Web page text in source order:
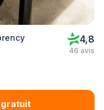
4,8
46 avis
gratuit